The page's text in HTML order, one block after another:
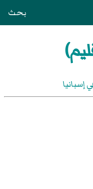
بحث
إسبانيا